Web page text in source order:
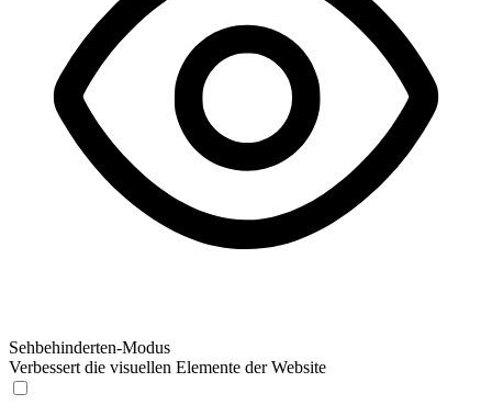
Sehbehinderten-Modus
Verbessert die visuellen Elemente der Website